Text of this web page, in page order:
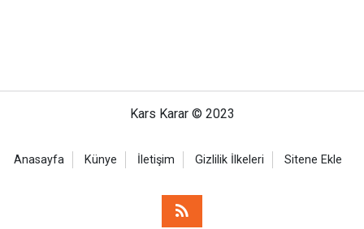
Kars Karar © 2023
Anasayfa Künye İletişim Gizlilik İlkeleri Sitene Ekle